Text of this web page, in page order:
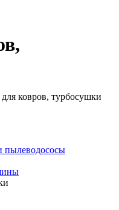
ковров, турбосушки
пылеводососы